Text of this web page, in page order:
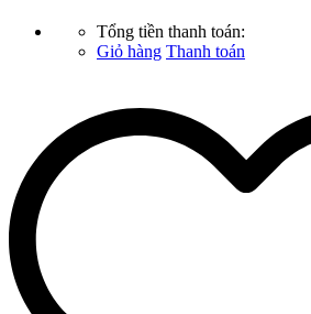
Tổng tiền thanh toán:
Giỏ hàng Thanh toán